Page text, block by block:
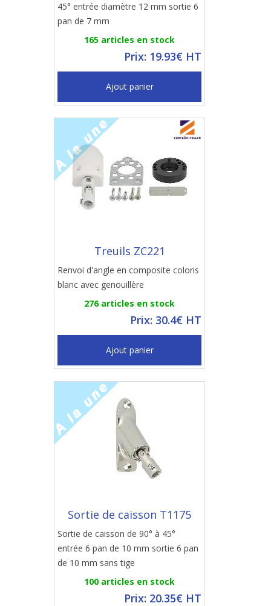
45° entrée diamètre 12 mm sortie 6
pan de 7 mm
165 articles en stock
Prix: 19.93€ HT
Ajout panier
Treuils ZC221
Renvoi d'angle en composite coloris
blanc avec genouillère
276 articles en stock
Prix: 30.4€ HT
Ajout panier
Sortie de caisson T1175
Sortie de caisson de 90° à 45°
entrée 6 pan de 10 mm sortie 6 pan
de 10 mm sans tige
100 articles en stock
Prix: 20.35€ HT